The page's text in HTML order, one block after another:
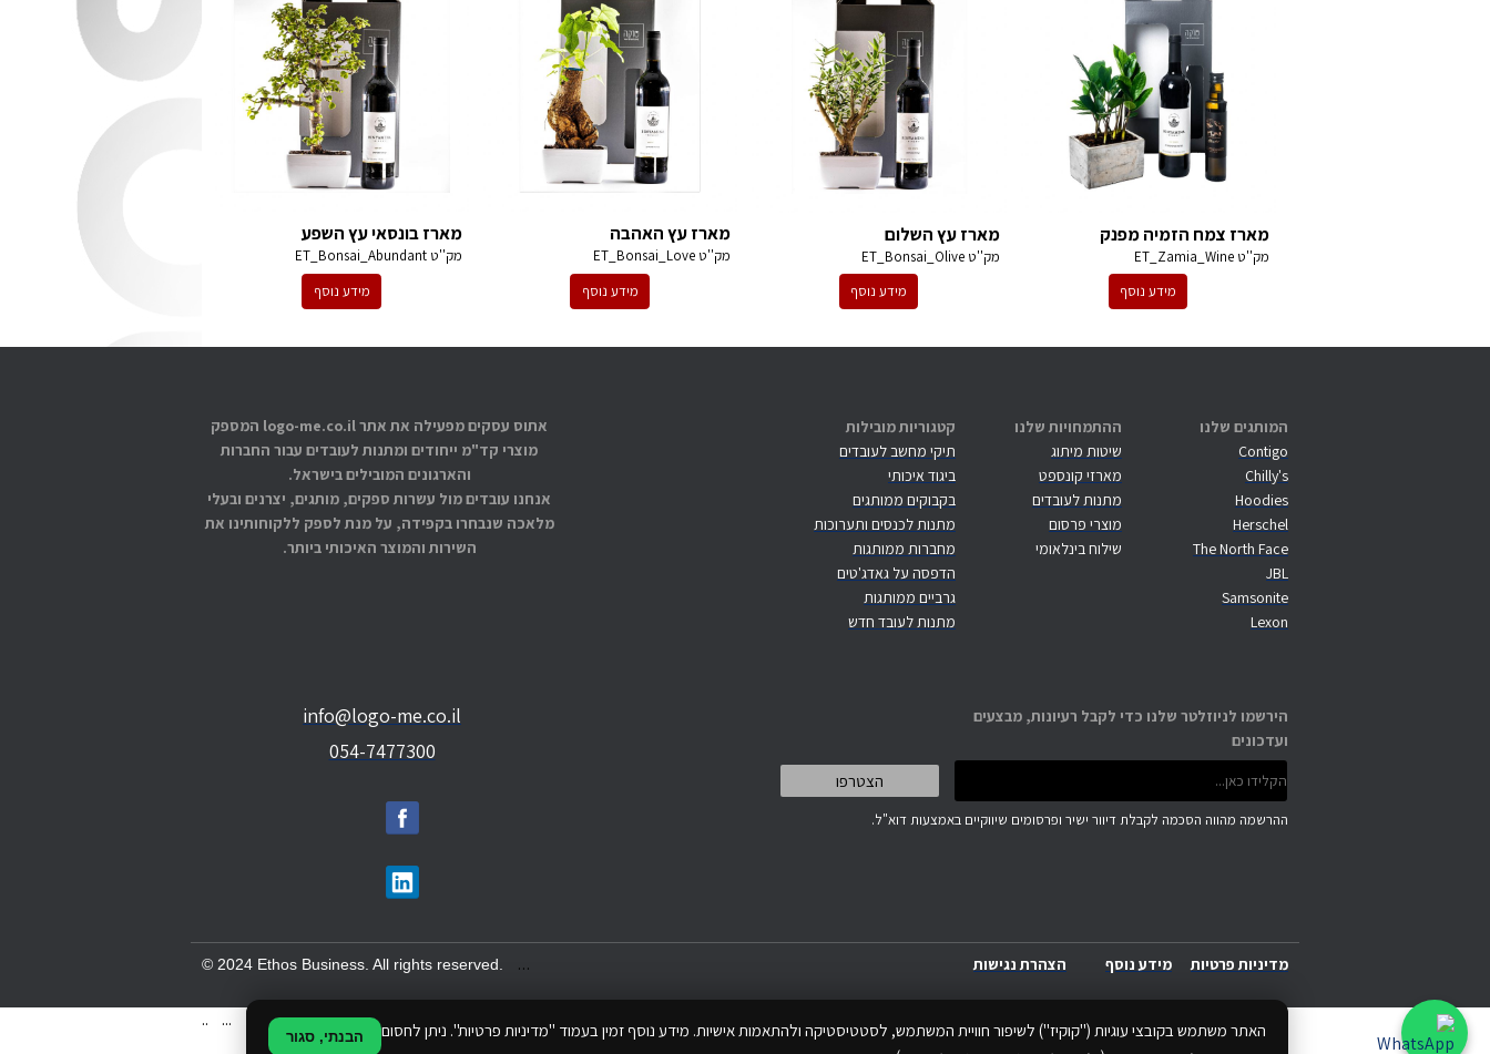
מארז צמח הזמיה מפנק
מק''טET_Zamia_Wine
מידע נוסף
מארז עץ השלום
מק''טET_Bonsai_Olive
מידע נוסף
מארז עץ האהבה
מק''טET_Bonsai_Love
מידע נוסף
מארז בונסאי עץ השפע
מק''טET_Bonsai_Abundant
מידע נוסף
המותגים שלנו
Contigo
Chilly's
Hoodies
Herschel
The North Face
JBL
Samsonite
Lexon
ההתמחויות שלנו
שיטות מיתוג
מארזי קונספט
מתנות לעובדים
מוצרי פרסום
שילוח בינלאומי
קטגוריות מובילות
תיקי מחשב לעובדים
ביגוד איכותי
בקבוקים ממותגים
מתנות לכנסים ותערוכות
מחברות ממותגות
הדפסה על גאדג'טים
גרביים ממותגות
מתנות לעובד חדש
אתוס עסקים מפעילה את אתר logo-me.co.il המספק
מוצרי קד"מ ייחודים ומתנות לעובדים עבור החברות
והארגונים המובילים בישראל.
אנחנו עובדים מול עשרות ספקים, מותגים, יצרנים ובעלי
מלאכה שנבחרו בקפידה, על מנת לספק ללקוחותינו את
השירות והמוצר האיכותי ביותר.
הירשמו לניוזלטר שלנו כדי לקבל רעיונות, מבצעים
ועדכונים
info@logo-me.co.il
054-7477300
מדיניות פרטיות
האתר משתמש בקובצי עוגיות ("קוקיז") לשיפור חוויית המשתמש, לסטטיסטיקה ולהתאמות אישיות. מידע נוסף זמין בעמוד "מדיניות פרטיות". ניתן לחסום
הבנתי, סגור
מידע נוסף ... הצהרת נגישות
ההרשמה מהווה הסכמה לקבלת דיוור ישיר ופרסומים שיווקיים באמצעות דוא"ל.
© 2024 Ethos Business. All rights reserved.
.. ...